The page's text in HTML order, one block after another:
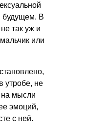
будущем. В
так уж и
или
утробе, не
на мысли
эмоций,
с ней.